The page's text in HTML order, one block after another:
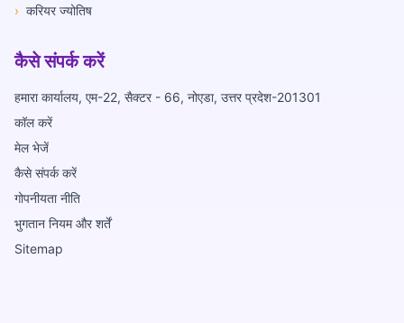
› करियर ज्योतिष
कैसे संपर्क करें
हमारा कार्यालय, एम-22, सैक्टर - 66, नोएडा, उत्तर प्रदेश-201301
कॉल करें
मेल भेजें
कैसे संपर्क करें
गोपनीयता नीति
भुगतान नियम और शर्तें
Sitemap